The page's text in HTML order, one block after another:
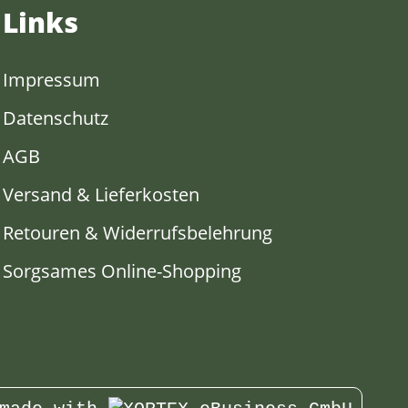
Links
Impressum
Datenschutz
AGB
Versand & Lieferkosten
Retouren & Widerrufsbelehrung
Sorgsames Online-Shopping